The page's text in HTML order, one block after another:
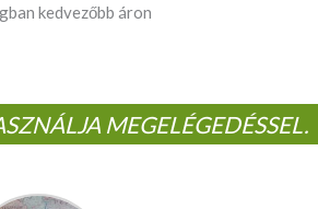
kedvezőbb áron
MEGELÉGEDÉSSEL.